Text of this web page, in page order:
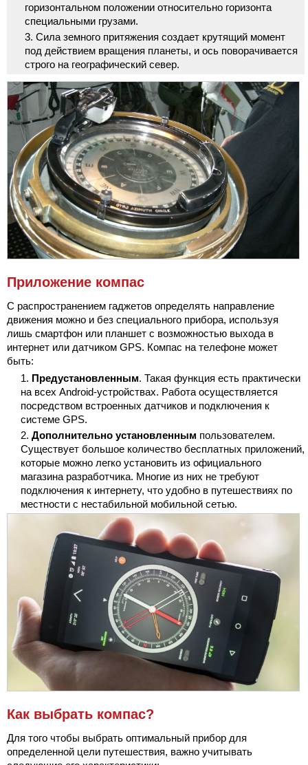
горизонтальном положении относительно горизонта
специальными грузами.
Сила земного притяжения создает крутящий момент
под действием вращения планеты, и ось поворачивается
строго на географический север.
Приложение компас
С распространением гаджетов определять направление
движения можно и без специального прибора, используя
лишь смартфон или планшет с возможностью выхода в
интернет или датчиком GPS. Компас на телефоне может
быть:
Предустановленным. Такая функция есть практически
на всех Android-устройствах. Работа осуществляется
посредством встроенных датчиков и подключения к
системе GPS.
Дополнительно установленным пользователем.
Существует большое количество бесплатных приложений,
которые можно легко установить из официального
магазина разработчика. Многие из них не требуют
подключения к интернету, что удобно в путешествиях по
местности с нестабильной мобильной сетью.
Как выбрать компас?
Для того чтобы выбрать оптимальный прибор для
определенной цели путешествия, важно учитывать